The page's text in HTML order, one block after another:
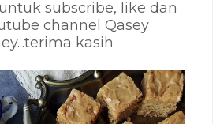
subscribe, like dan
channel Qasey
kasih